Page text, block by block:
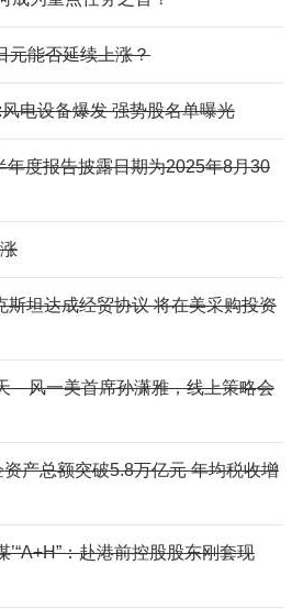
元能否延续上涨？
风电设备爆发 强势股名单曝光
年度报告披露日期为2025年8月30
斯坦达成经贸协议 将在美采购投资
—风一美首席孙潇雅，线上策略会
资产总额突破5.8万亿元 年均税收增
’“A+H”：赴港前控股股东刚套现